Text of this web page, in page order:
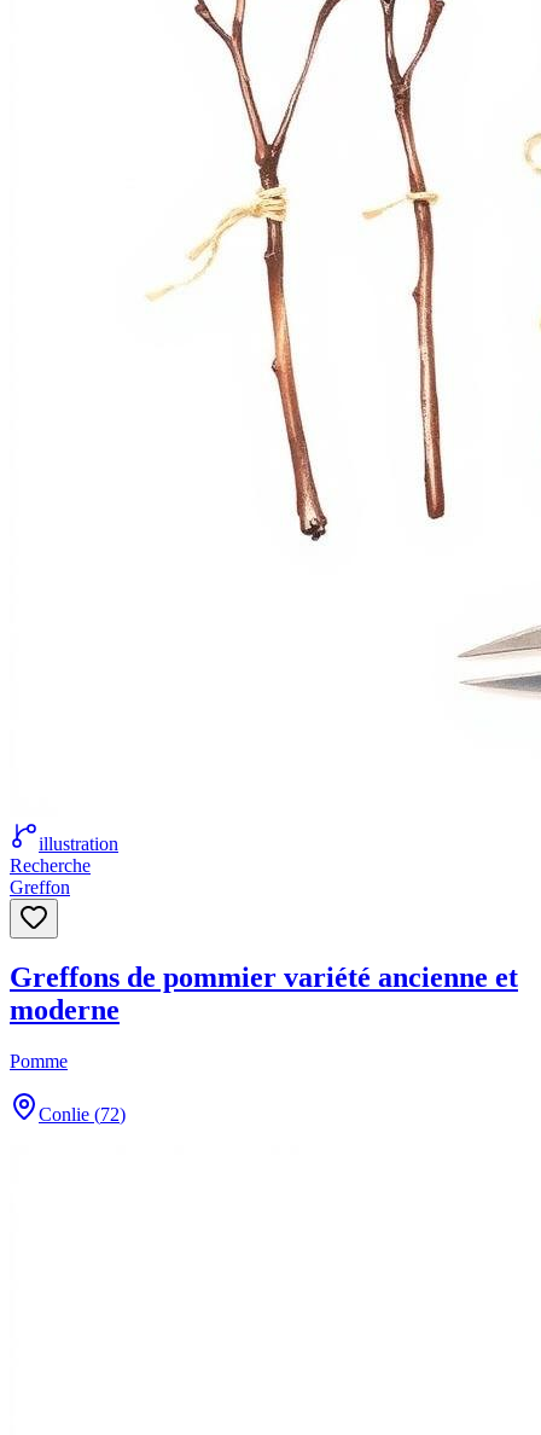
illustration
Recherche
Greffon
Greffons de pommier variété ancienne et
moderne
Pomme
Conlie (72)